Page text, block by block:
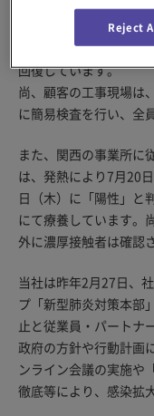
した。また、同日の保
１名は、その後の検査
れました。上記３名は
回復しています。
尚、顧客の工事現場は
に簡易検査を行い、全
また、関西の事業所に
は、発熱により7月20
日（木）に「陽性」と
にて療養しています。
外に濃厚接触者は確認
当社は昨年2月27日、
プ「新型肺炎対策本部
止と従業員・パートナ
政府の方針や行動計画
ンライン会議の実施や
徹底等により、感染拡
Reject